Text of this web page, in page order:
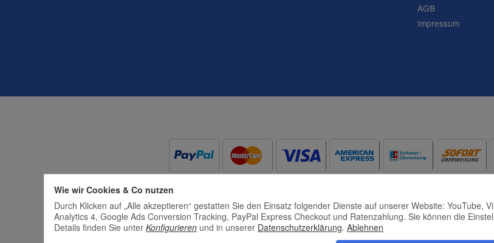
AGB
Impressum
Wie wir Cookies & Co nutzen
Durch Klicken auf „Alle akzeptieren“ gestatten Sie den Einsatz folgender Dienste auf unserer Website: YouTube,
Analytics 4, Google Ads Conversion Tracking, PayPal Express Checkout und Ratenzahlung. Sie können die
Details finden Sie unter Konfigurieren und in unserer Datenschutzerklärung. Ablehnen